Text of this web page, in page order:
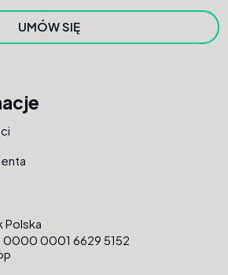
UMÓW SIĘ
Polska
0000 0001 6629 5152